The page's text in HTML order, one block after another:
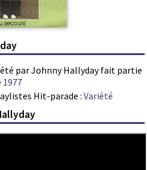
par Johnny Hallyday fait partie
1977
Hit-parade :Variété